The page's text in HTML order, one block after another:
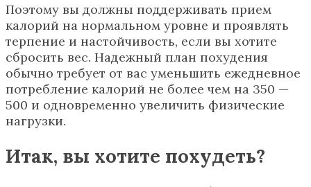
Поэтому вы должны поддерживать прием
калорий на нормальном уровне и проявлять
терпение и настойчивость, если вы хотите
сбросить вес. Надежный план похудения
обычно требует от вас уменьшить ежедневное
потребление калорий не более чем на 350 —
500 и одновременно увеличить физические
нагрузки.
Итак, вы хотите похудеть?